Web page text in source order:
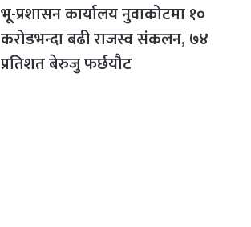
भू-प्रशासन कार्यालय नुवाकोटमा १०
करोडभन्दा बढी राजस्व संकलन, ७४
प्रतिशत बेरुजु फर्छयौट